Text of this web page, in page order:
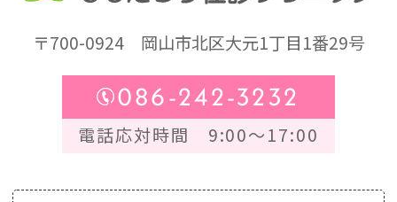
〒700-0924岡山市北区大元1丁目1番29号
086-242-3232
電話応対時間 9:00～17:00